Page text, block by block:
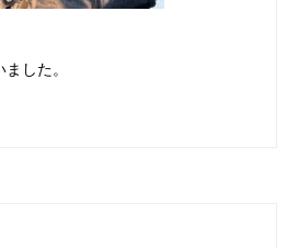
した。